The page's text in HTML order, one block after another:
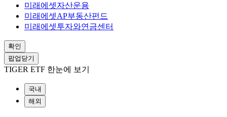
미래에셋자산운용
미래에셋AP부동산펀드
미래에셋투자와연금센터
확인
팝업닫기
TIGER ETF 한눈에 보기
국내
해외